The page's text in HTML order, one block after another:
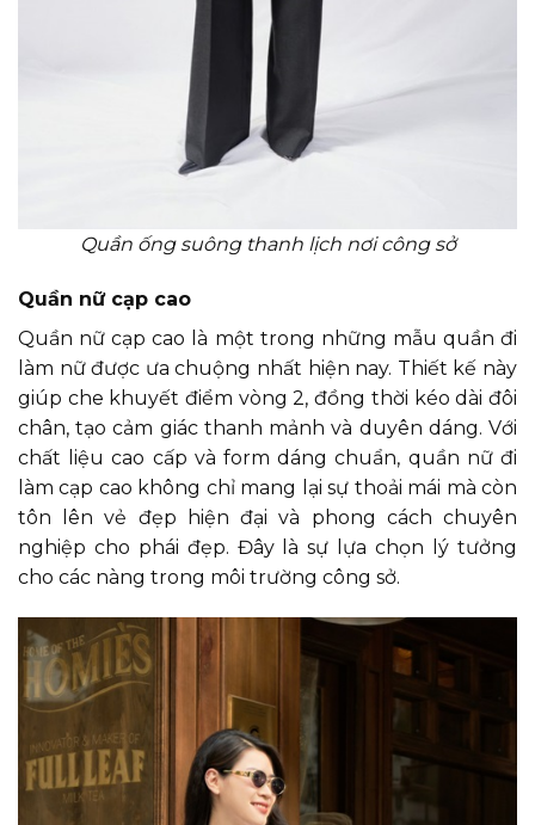
Quần ống suông thanh lịch nơi công sở
Quần nữ cạp cao
Quần nữ cạp cao là một trong những mẫu quần đi
làm nữ được ưa chuộng nhất hiện nay. Thiết kế này
giúp che khuyết điểm vòng 2, đồng thời kéo dài đôi
chân, tạo cảm giác thanh mảnh và duyên dáng. Với
chất liệu cao cấp và form dáng chuẩn, quần nữ đi
làm cạp cao không chỉ mang lại sự thoải mái mà còn
tôn lên vẻ đẹp hiện đại và phong cách chuyên
nghiệp cho phái đẹp. Đây là sự lựa chọn lý tưởng
cho các nàng trong môi trường công sở.